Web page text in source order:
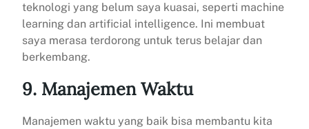
teknologi yang belum saya kuasai, seperti machine
learning dan artificial intelligence. Ini membuat
saya merasa terdorong untuk terus belajar dan
berkembang.
9. Manajemen Waktu
Manajemen waktu yang baik bisa membantu kita